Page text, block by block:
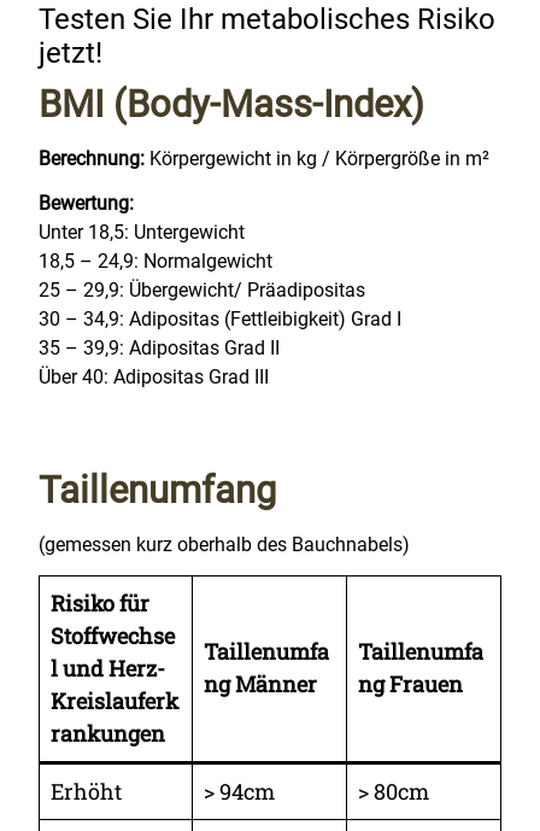
Testen Sie Ihr metabolisches Risiko
jetzt!
BMI (Body-Mass-Index)
Berechnung: Körpergewicht in kg / Körpergröße in m²
Bewertung:
Unter 18,5: Untergewicht
18,5 – 24,9: Normalgewicht
25 – 29,9: Übergewicht/ Präadipositas
30 – 34,9: Adipositas (Fettleibigkeit) Grad I
35 – 39,9: Adipositas Grad II
Über 40: Adipositas Grad III
Taillenumfang
(gemessen kurz oberhalb des Bauchnabels)
Risiko für
Stoffwechse
l und Herz-
Kreislauferk
rankungen
Taillenumfa
ng Männer
Taillenumfa
ng Frauen
Erhöht > 94cm
> 80cm